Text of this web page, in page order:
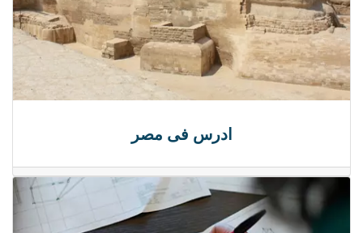
ادرس فى مصر